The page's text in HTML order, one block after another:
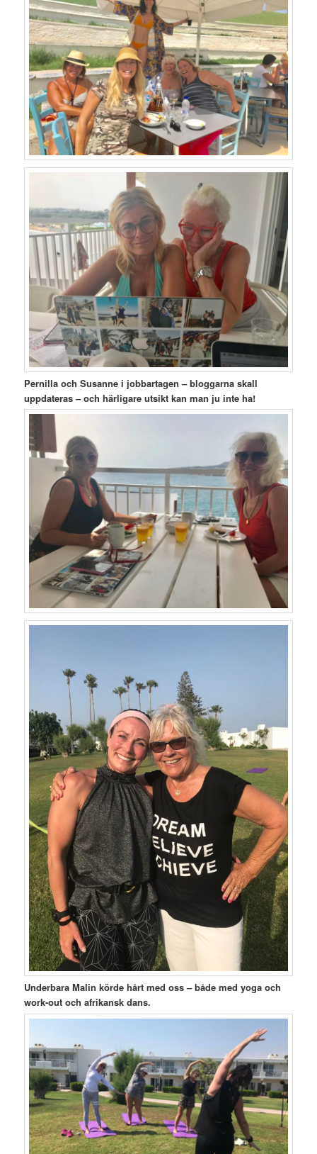
Pernilla och Susanne i jobbartagen – bloggarna skall
uppdateras – och härligare utsikt kan man ju inte ha!
Underbara Malin körde hårt med oss – både med yoga och
work-out och afrikansk dans.